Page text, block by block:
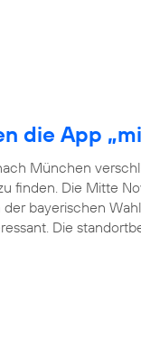
die App
München
finden. Die Mitte
bayerischen
Die